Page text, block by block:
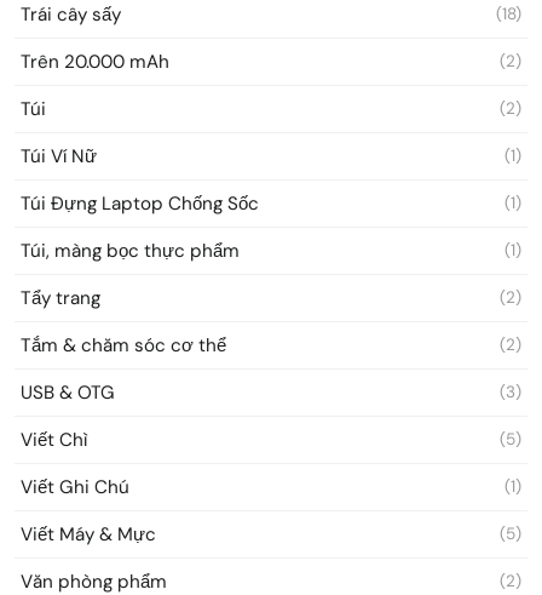
Trái cây sấy (18)
Trên 20.000 mAh (2)
Túi (2)
Túi Ví Nữ (1)
Túi Đựng Laptop Chống Sốc (1)
Túi, màng bọc thực phẩm (1)
Tẩy trang (2)
Tắm & chăm sóc cơ thể (2)
USB & OTG (3)
Viết Chì (5)
Viết Ghi Chú (1)
Viết Máy & Mực (5)
Văn phòng phẩm (2)